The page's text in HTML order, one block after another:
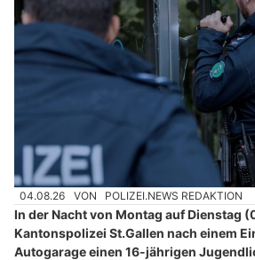
04.08.26 VON POLIZEI.NEWS REDAKTION
In der Nacht von Montag auf Dienstag
Kantonspolizei St.Gallen nach einem
Autogarage einen 16-jährigen